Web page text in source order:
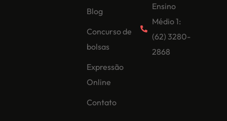
Blog
Concurso de
bolsas
Expressão
Online
Contato
Ensino
Médio 1:
(62) 3280-
2868